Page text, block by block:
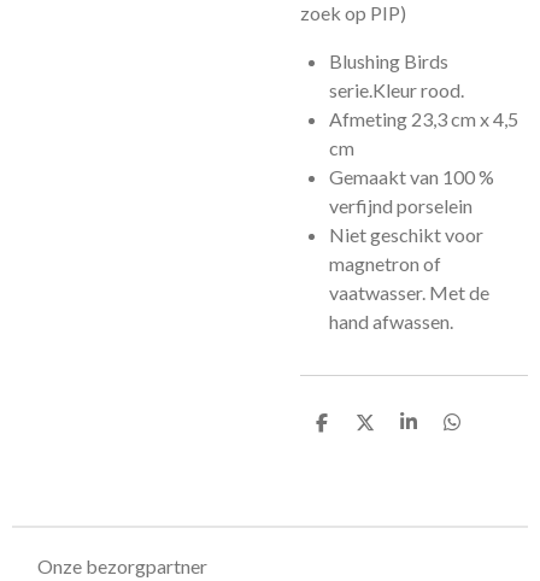
zoek op PIP)
Blushing Birds
serie.Kleur rood.
Afmeting 23,3 cm x 4,5
cm
Gemaakt van 100 %
verfijnd porselein
Niet geschikt voor
magnetron of
vaatwasser. Met de
hand afwassen.
D
D
S
D
Onze bezorgpartner